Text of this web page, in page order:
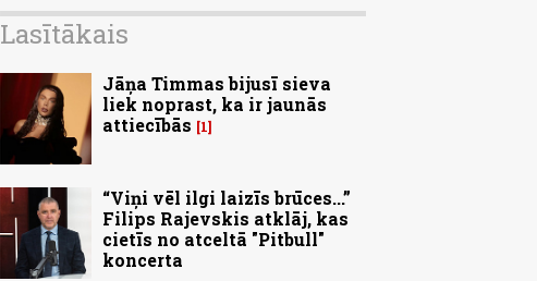
Lasītākais
Jāņa Timmas bijusī sieva
liek noprast, ka ir jaunās
attiecībās
1
“Viņi vēl ilgi laizīs brūces...”
Filips Rajevskis atklāj, kas
cietīs no atceltā "Pitbull"
koncerta